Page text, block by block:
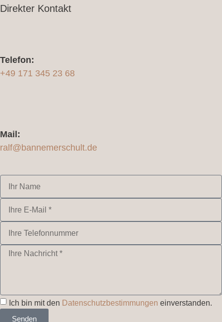
Direkter Kontakt
Telefon:
+49 171 345 23 68
Mail:
ralf@bannemerschult.de
Ich bin mit den Datenschutzbestimmungen einverstanden.
Senden